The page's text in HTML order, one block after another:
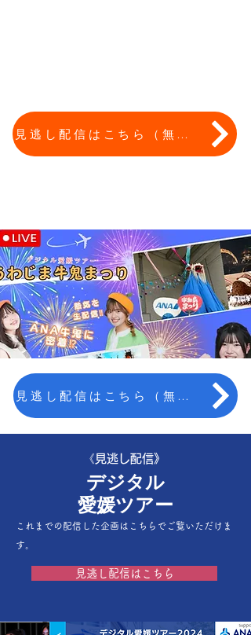
見逃し配信はこちら（無料）
見逃し配信はこちら（無料）
《見逃し配信》
デジタル
​愛媛ツアー
​これまでの配信した企画はこちらでご覧いただけま
す。
見逃し配信はこちら